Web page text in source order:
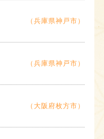
（兵庫県神戸市）
（兵庫県神戸市）
（大阪府枚方市）